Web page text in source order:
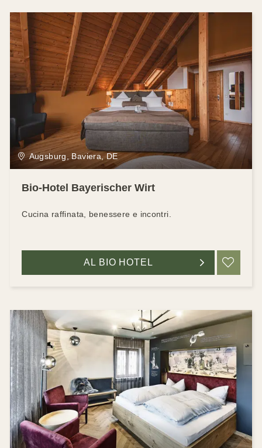
Augsburg, Baviera, DE
Bio-Hotel Bayerischer Wirt
Cucina raffinata, benessere e incontri.
AL BIO HOTEL